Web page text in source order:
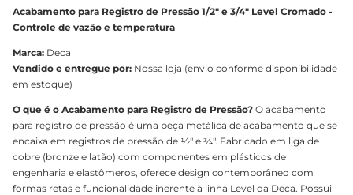
Acabamento para Registro de Pressão 1/2" e 3/4" Level Cromado -
Controle de vazão e temperatura
Marca: Deca
Vendido e entregue por: Nossa loja (envio conforme disponibilidade
em estoque)
O que é o Acabamento para Registro de Pressão? O acabamento
para registro de pressão é uma peça metálica de acabamento que se
encaixa em registros de pressão de ½" e ¾". Fabricado em liga de
cobre (bronze e latão) com componentes em plásticos de
engenharia e elastômeros, oferece design contemporâneo com
formas retas e funcionalidade inerente à linha Level da Deca. Possui